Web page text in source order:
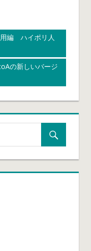
ト シンメトリー
編 ハイポリ人
の新しいバージ